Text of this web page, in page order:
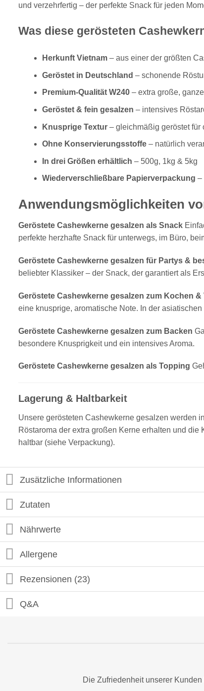
der
gewählt
und verzehrfertig – der perfekte Snack für jeden
Was diese gerösteten
Herkunft Vietnam– aus einer der größten
Geröstet in Deutschland – schonende
Premium-Qualität W240– extra große,
Geröstet & fein gesalzen – intensives
Knusprige Textur– gleichmäßig geröstet für
Ohne Konservierungsstoffe– natürlich
In drei Größen erhältlich – 500g, 1kg & 5kg
Wiederverschließbare Papierverpackung –
Anwendungsmöglichkeiten
Geröstete Cashewkerne gesalzen als Snack
perfekte herzhafte Snack für unterwegs, im Büro,
Geröstete Cashewkerne gesalzen für Partys &
beliebter Klassiker – der Snack, der garantiert als
Geröstete Cashewkerne gesalzen zum Kochen &
eine knusprige, aromatische Note. In der
Geröstete Cashewkerne gesalzen zum Backen
besondere Knusprigkeit und ein intensives Aroma.
Geröstete Cashewkerne gesalzen als Topping
Lagerung & Haltbarkeit
Unsere gerösteten Cashewkerne gesalzen werden
Röstaroma der extra großen Kerne erhalten und
haltbar (siehe Verpackung).
Zusätzliche Informationen
Zutaten
Nährwerte
Allergene
Rezensionen (23)
Q&A
Die Zufriedenheit unserer